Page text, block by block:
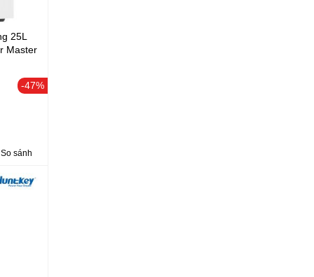
25L
Master
-47%
So sánh